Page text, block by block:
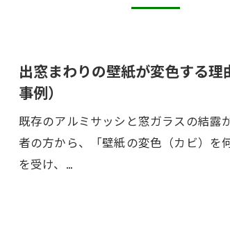
出窓まわりの壁紙が変色する
事例）
既存のアルミサッシと窓ガラスの結露
者の方から、「壁紙の変色（カビ）を
を受け、…